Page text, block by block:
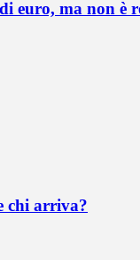
euro, ma non è
chi arriva?